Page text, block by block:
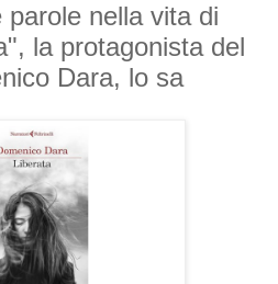
nella vita di
la protagonista del
Dara, lo sa